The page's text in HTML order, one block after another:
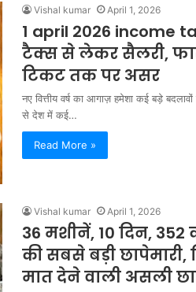
Vishal kumar April 1, 2026
1 april 2026 income
टैक्स से लेकर सैलरी,
टिकट तक पर असर
नए वित्तीय वर्ष का आगाज़ हमेशा कई बड़े
से देश में कई…
Read More »
Vishal kumar April 1, 2026
36 मशीनें, 10 दिन,
की सबसे बड़ी छापेमारी,
मात देने वाली असली